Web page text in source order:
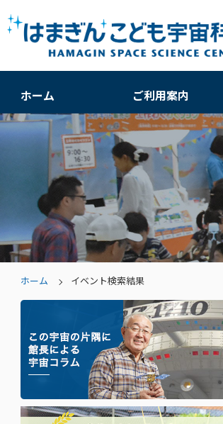
ホーム ご利用案内
ホーム イベント検索結果